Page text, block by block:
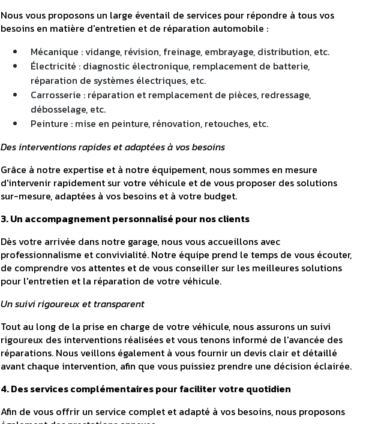
Nous vous proposons un large éventail de services pour répondre à tous vos
besoins en matière d'entretien et de réparation automobile :
Mécanique : vidange, révision, freinage, embrayage, distribution, etc.
Électricité : diagnostic électronique, remplacement de batterie,
réparation de systèmes électriques, etc.
Carrosserie : réparation et remplacement de pièces, redressage,
débosselage, etc.
Peinture : mise en peinture, rénovation, retouches, etc.
Des interventions rapides et adaptées à vos besoins
Grâce à notre expertise et à notre équipement, nous sommes en mesure
d'intervenir rapidement sur votre véhicule et de vous proposer des solutions
sur-mesure, adaptées à vos besoins et à votre budget.
3. Un accompagnement personnalisé pour nos clients
Dès votre arrivée dans notre garage, nous vous accueillons avec
professionnalisme et convivialité. Notre équipe prend le temps de vous écouter,
de comprendre vos attentes et de vous conseiller sur les meilleures solutions
pour l'entretien et la réparation de votre véhicule.
Un suivi rigoureux et transparent
Tout au long de la prise en charge de votre véhicule, nous assurons un suivi
rigoureux des interventions réalisées et vous tenons informé de l'avancée des
réparations. Nous veillons également à vous fournir un devis clair et détaillé
avant chaque intervention, afin que vous puissiez prendre une décision éclairée.
4. Des services complémentaires pour faciliter votre quotidien
Afin de vous offrir un service complet et adapté à vos besoins, nous proposons